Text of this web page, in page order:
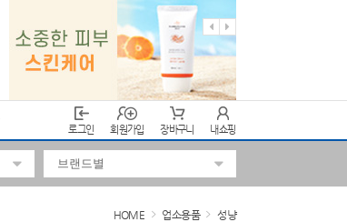
로그인 회원가입 장바구니 내쇼핑
HOME 업소용품 성냥